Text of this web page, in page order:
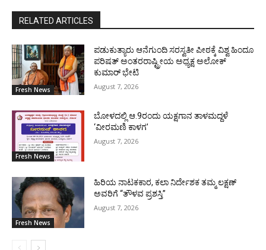
RELATED ARTICLES
Fresh News
ಪಡುಕುತ್ಯಾರು ಆನೆಗುಂದಿ ಸರಸ್ವತೀ ಪೀಠಕ್ಕೆ ವಿಶ್ವ ಹಿಂದೂ
ಪರಿಷತ್ ಅಂತರರಾಷ್ಟ್ರೀಯ ಅಧ್ಯಕ್ಷ ಅಲೋಕ್
ಕುಮಾರ್ ಭೇಟಿ
August 7, 2026
Fresh News
ಬೋಳದಲ್ಲಿ ಆ.9ರಂದು ಯಕ್ಷಗಾನ ತಾಳಮದ್ದಳೆ
‘ವೀರಮಣಿ ಕಾಳಗ’
August 7, 2026
Fresh News
ಹಿರಿಯ ನಾಟಕಕಾರ, ಕಲಾ ನಿರ್ದೇಶಕ ತಮ್ಮ ಲಕ್ಷಣ್
ಅವರಿಗೆ “ತೌಳವ ಪ್ರಶಸ್ತಿ”
August 7, 2026